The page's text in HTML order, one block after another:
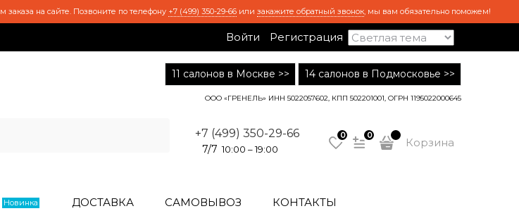
на сайте. Позвоните по телефону +7 (499) 350-29-66 или закажите обратный звонок, мы вам обязательно поможем!
Войти Регистрация
11 салонов в Москве >> 14 салонов в Подмосковье >>
ООО «ГРЕНЕЛЬ» ИНН 5022057602, КПП 502201001, ОГРН 1195022000645
+7 (499) 350-29-66
7/7 10:00 – 19:00
0 0
Корзина
Новинка ДОСТАВКА САМОВЫВОЗ КОНТАКТЫ